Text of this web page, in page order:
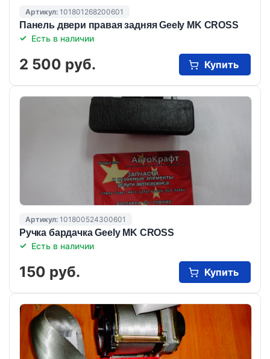
Артикул: 101801268200601
Панель двери правая задняя Geely MK CROSS
Есть в наличии
2 500 руб. Купить
Артикул: 101800524300601
Ручка бардачка Geely MK CROSS
Есть в наличии
150 руб. Купить